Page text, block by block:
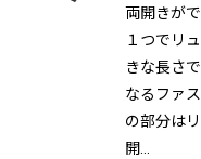
両開きが
１つでリ
きな長さ
なるファ
の部分は
開…